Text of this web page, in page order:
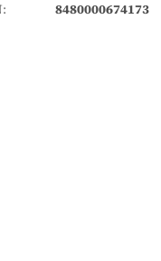
: 8480000674173